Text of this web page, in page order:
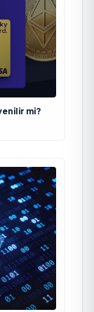
mi?